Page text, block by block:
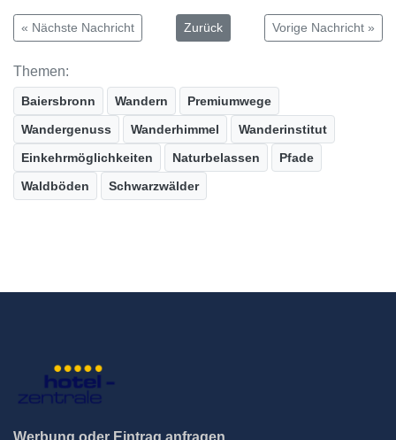
« Nächste Nachricht Zurück Vorige Nachricht »
Themen:
Baiersbronn Wandern
Premiumwege
Wandergenuss
Wanderhimmel
Wanderinstitut
Einkehrmöglichkeiten
Naturbelassen
Pfade
Waldböden
Schwarzwälder
Werbung oder Eintrag anfragen